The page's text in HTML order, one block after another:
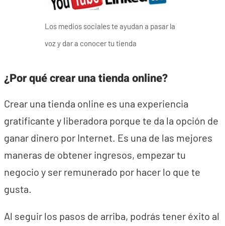
Los medios sociales te ayudan a pasar la
voz y dar a conocer tu tienda
¿Por qué crear una tienda online?
Crear una tienda online es una experiencia
gratificante y liberadora porque te da la opción de
ganar dinero por Internet. Es una de las mejores
maneras de obtener ingresos, empezar tu
negocio y ser remunerado por hacer lo que te
gusta.
Al seguir los pasos de arriba, podrás tener éxito al